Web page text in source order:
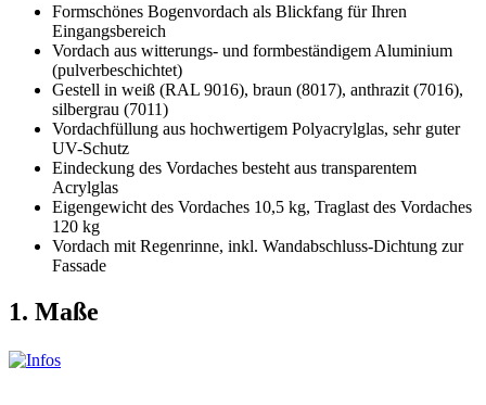
Formschönes Bogenvordach als Blickfang für Ihren
Eingangsbereich
Vordach aus witterungs- und formbeständigem Aluminium
(pulverbeschichtet)
Gestell in weiß (RAL 9016), braun (8017), anthrazit (7016),
silbergrau (7011)
Vordachfüllung aus hochwertigem Polyacrylglas, sehr guter
UV-Schutz
Eindeckung des Vordaches besteht aus transparentem
Acrylglas
Eigengewicht des Vordaches 10,5 kg, Traglast des Vordaches
120 kg
Vordach mit Regenrinne, inkl. Wandabschluss-Dichtung zur
Fassade
1. Maße